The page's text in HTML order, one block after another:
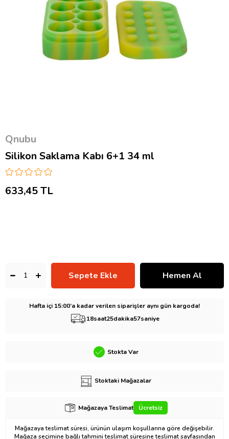
Qnubu
Silikon Saklama Kabı 6+1 34 ml
633,45 TL
Hafta içi 15:00’a kadar verilen siparişler aynı gün kargoda!
18saat25dakika56saniye
Stokta Var
Stoktaki Mağazalar
Mağazaya Teslimat Ücretsiz
Mağazaya teslimat süresi, ürünün ulaşım koşullarına göre değişebilir.
Mağaza seçimine bağlı tahmini teslimat süresine teslimat sayfasından